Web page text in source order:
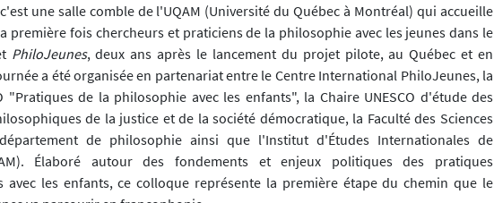
une salle comble de l'UQAM (Université du Québec à Montréal) qui accueille
première fois chercheurs et praticiens de la philosophie avec les jeunes dans le
PhiloJeunes, deux ans après le lancement du projet pilote, au Québec et en
a été organisée en partenariat entre le Centre International PhiloJeunes, la
"Pratiques de la philosophie avec les enfants", la Chaire UNESCO d'étude des
de la justice et de la société démocratique, la Faculté des Sciences
de philosophie ainsi que l'Institut d'Études Internationales de
Élaboré autour des fondements et enjeux politiques des pratiques
avec les enfants, ce colloque représente la première étape du chemin que le